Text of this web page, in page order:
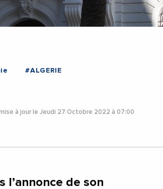
#ALGERIE
à jour le Jeudi 27 Octobre 2022 à 07:00
l’annonce de son